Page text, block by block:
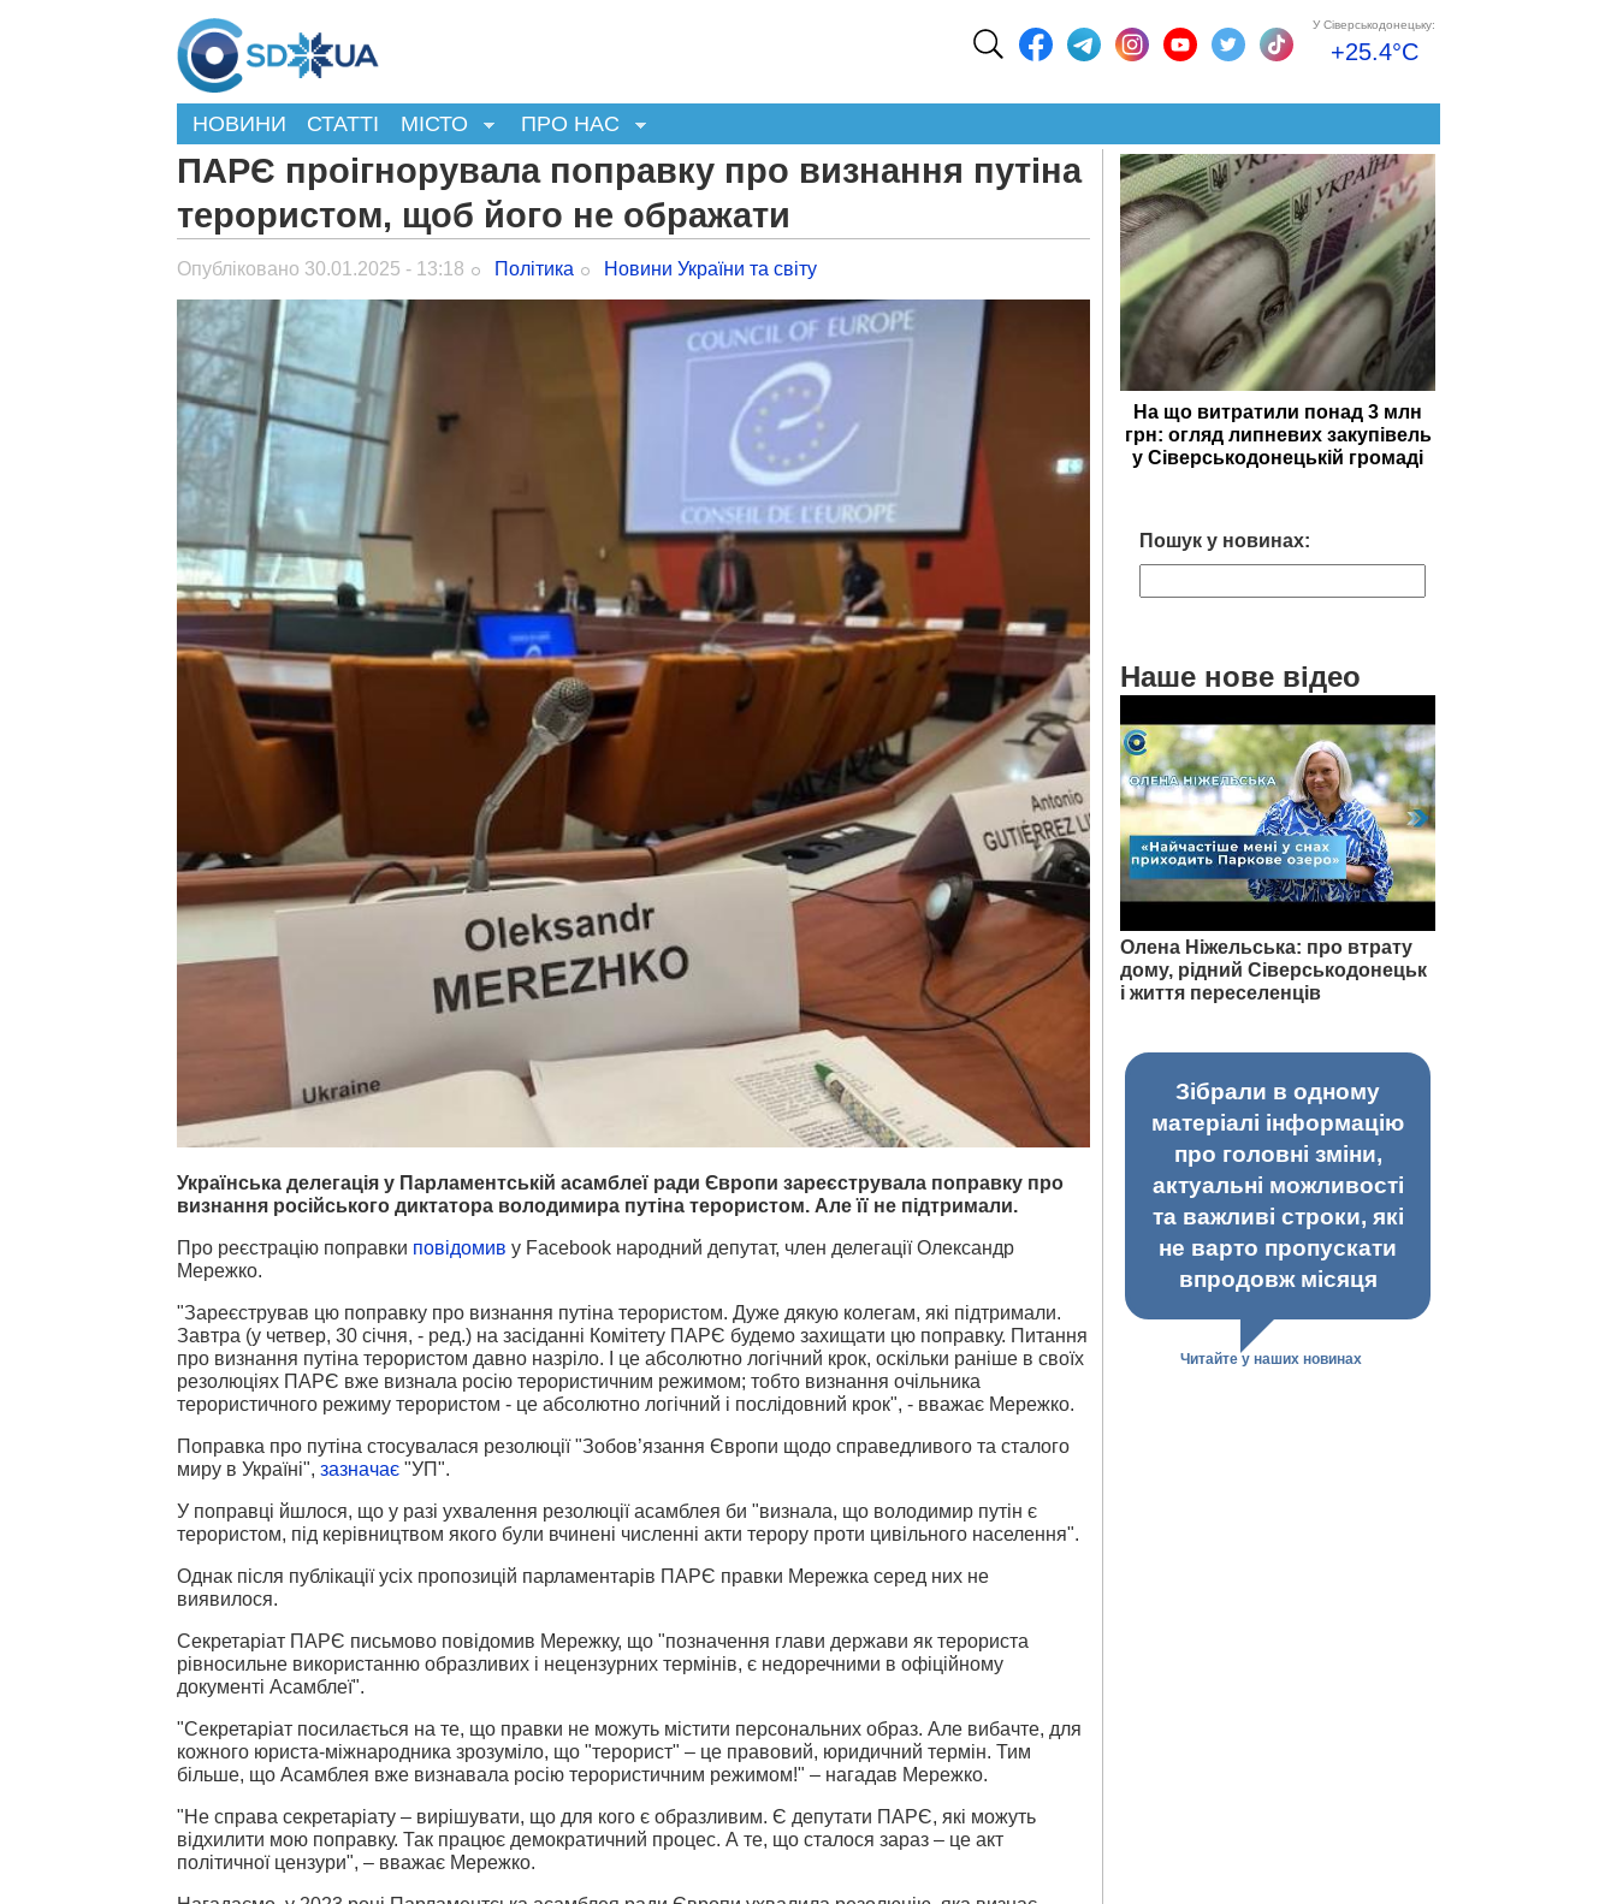
У Сіверськодонецьку:
+25.4°C
НОВИНИ СТАТТІ МІСТО ПРО НАС
ПАРЄ проігнорувала поправку про визнання путіна
терористом, щоб його не ображати
Опубліковано 30.01.2025 - 13:18 Політика Новини України та світу
Українська делегація у Парламентській асамблеї ради Європи зареєструвала поправку про
визнання російського диктатора володимира путіна терористом. Але її не підтримали.
Про реєстрацію поправки повідомив у Facebook народний депутат, член делегації Олександр
Мережко.
"Зареєстрував цю поправку про визнання путіна терористом. Дуже дякую колегам, які підтримали.
Завтра (у четвер, 30 січня, - ред.) на засіданні Комітету ПАРЄ будемо захищати цю поправку. Питання
про визнання путіна терористом давно назріло. І це абсолютно логічний крок, оскільки раніше в своїх
резолюціях ПАРЄ вже визнала росію терористичним режимом; тобто визнання очільника
терористичного режиму терористом - це абсолютно логічний і послідовний крок", - вважає Мережко.
Поправка про путіна стосувалася резолюції "Зобов’язання Європи щодо справедливого та сталого
миру в Україні", зазначає "УП".
У поправці йшлося, що у разі ухвалення резолюції асамблея би "визнала, що володимир путін є
терористом, під керівництвом якого були вчинені численні акти терору проти цивільного населення".
Однак після публікації усіх пропозицій парламентарів ПАРЄ правки Мережка серед них не
виявилося.
Секретаріат ПАРЄ письмово повідомив Мережку, що "позначення глави держави як терориста
рівносильне використанню образливих і нецензурних термінів, є недоречними в офіційному
документі Асамблеї".
"Секретаріат посилається на те, що правки не можуть містити персональних образ. Але вибачте, для
кожного юриста-міжнародника зрозуміло, що "терорист" – це правовий, юридичний термін. Тим
більше, що Асамблея вже визнавала росію терористичним режимом!" – нагадав Мережко.
"Не справа секретаріату – вирішувати, що для кого є образливим. Є депутати ПАРЄ, які можуть
відхилити мою поправку. Так працює демократичний процес. А те, що сталося зараз – це акт
політичної цензури", – вважає Мережко.
На що витратили понад 3 млн
грн: огляд липневих закупівель
у Сіверськодонецькій громаді
Пошук у новинах:
Наше нове відео
Олена Ніжельська: про втрату
дому, рідний Сіверськодонецьк
і життя переселенців
Зібрали в одному
матеріалі інформацію
про головні зміни,
актуальні можливості
та важливі строки, які
не варто пропускати
впродовж місяця
Читайте у наших новинах